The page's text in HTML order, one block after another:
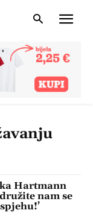
Hartmann
nam se